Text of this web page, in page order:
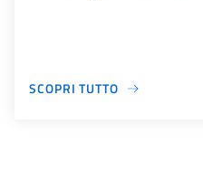
SCOPRI TUTTO